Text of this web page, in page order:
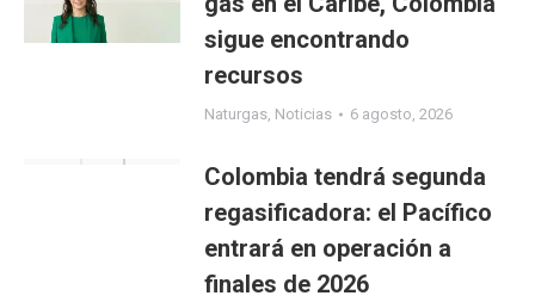
sigue encontrando
recursos
Naturgas, Noticias 6 agosto, 2026
Colombia tendrá segunda
regasificadora: el Pacífico
entrará en operación a
finales de 2026